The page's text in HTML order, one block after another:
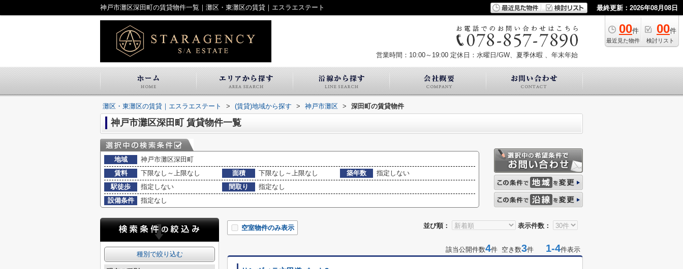
神戸市灘区深田町の賃貸物件一覧｜灘区・東灘区の賃貸｜エスラエステート 最終更新：2026年08月08日
00件
最近見た物件
00件
検討リスト
営業時間：10:00～19:00 定休日：水曜日/GW、夏季休暇 、年末年始
灘区・東灘区の賃貸｜エスラエステート > (賃貸)地域から探す > 神戸市灘区 > 深田町の賃貸物件
神戸市灘区深田町 賃貸物件一覧
地域
神戸市灘区深田町
賃料
下限なし～上限なし 面積 下限なし～上限なし 築年数
指定しない
駅徒歩
指定しない 間取り
指定なし
設備条件
指定なし
並び順： 表示件数：
空室物件のみ表示
該当公開件数4件 空き数3件 1-4件表示
種別で絞り込む